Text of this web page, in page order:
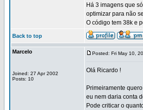
Há 3 imagens que
optimizar para não
O código tem 38k e
Back to top
Marcelo
Joined: 27 Apr 2002
Posts: 10
Posted: Fri May 10,
Olá Ricardo !
Primeiramente
eu nem daria conta
Pode criticar o